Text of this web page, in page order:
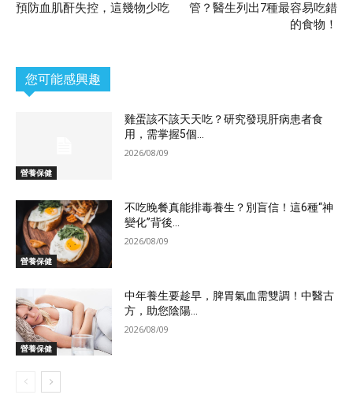
預防血肌酐失控，這幾物少吃
管？醫生列出7種最容易吃錯
的食物！
您可能感興趣
營養保健
雞蛋該不該天天吃？研究發現肝病患者食
用，需掌握5個...
2026/08/09
營養保健
不吃晚餐真能排毒養生？別盲信！這6種“神
變化”背後...
2026/08/09
營養保健
中年養生要趁早，脾胃氣血需雙調！中醫古
方，助您陰陽...
2026/08/09